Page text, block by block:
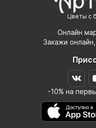
Цветы с
Онлайн
Закажи
-10% на